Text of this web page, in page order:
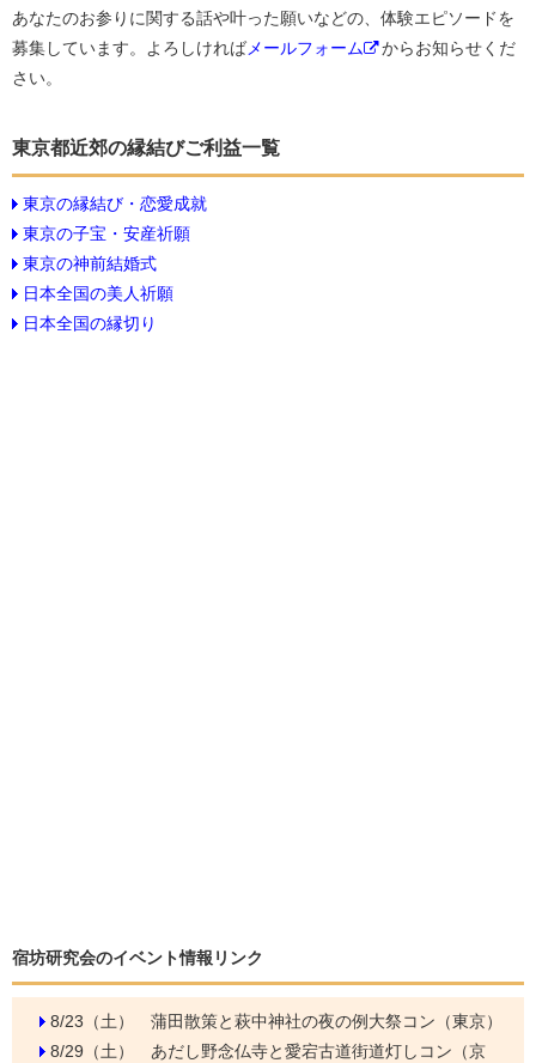
あなたのお参りに関する話や叶った願いなどの、体験エピソードを
募集しています。よろしければ メールフォーム
からお知らせくだ
さい。
東京都近郊の縁結びご利益一覧
東京の縁結び・恋愛成就
東京の子宝・安産祈願
東京の神前結婚式
日本全国の美人祈願
日本全国の縁切り
宿坊研究会のイベント情報リンク
8/23（土） 蒲田散策と萩中神社の夜の例大祭コン（東京）
8/29（土） あだし野念仏寺と愛宕古道街道灯しコン（京